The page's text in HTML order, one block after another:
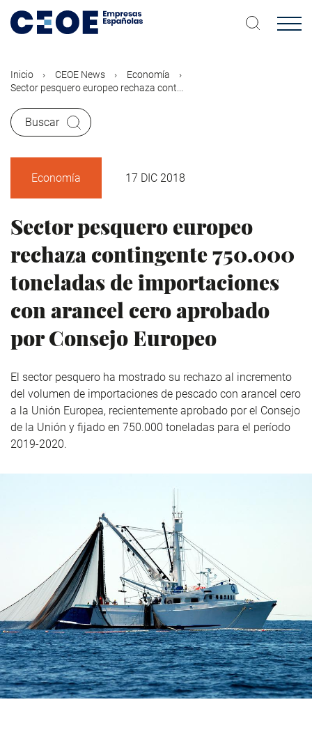
contenido
Inicio CEOE News
Economía
Sector pesquero europeo rechaza cont...
Buscar
Economía 17 DIC 2018
Sector pesquero europeo
rechaza contingente 750.000
toneladas de importaciones
con arancel cero aprobado
por Consejo Europeo
El sector pesquero ha mostrado su rechazo al incremento
del volumen de importaciones de pescado con arancel cero
a la Unión Europea, recientemente aprobado por el Consejo
de la Unión y fijado en 750.000 toneladas para el período
2019-2020.